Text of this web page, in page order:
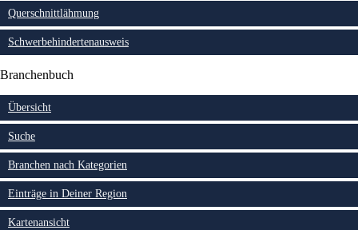
Querschnittlähmung
Schwerbehindertenausweis
Branchenbuch
Übersicht
Suche
Branchen nach Kategorien
Einträge in Deiner Region
Kartenansicht